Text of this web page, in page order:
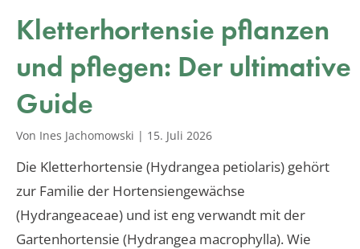
Kletterhortensie pflanzen
und pflegen: Der ultimative
Guide
Von Ines Jachomowski | 15. Juli 2026
Die Kletterhortensie (Hydrangea petiolaris) gehört
zur Familie der Hortensiengewächse
(Hydrangeaceae) und ist eng verwandt mit der
Gartenhortensie (Hydrangea macrophylla). Wie